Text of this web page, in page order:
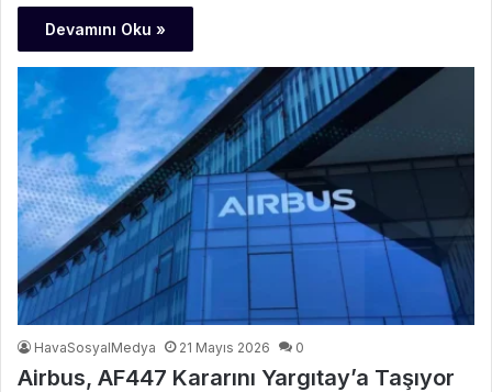
Devamını Oku »
HavaSosyalMedya 21 Mayıs 2026 0
Airbus, AF447 Kararını Yargıtay’a Taşıyor